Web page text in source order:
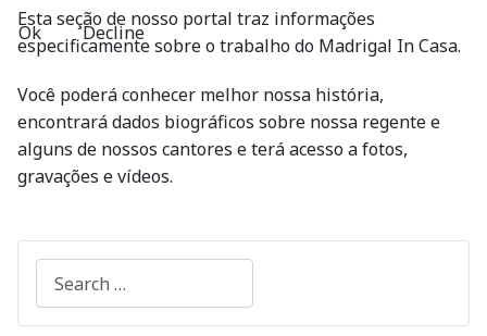
Esta seção de nosso portal traz informações
especificamente sobre o trabalho do Madrigal In Casa.
Você poderá conhecer melhor nossa história,
encontrará dados biográficos sobre nossa regente e
alguns de nossos cantores e terá acesso a fotos,
gravações e vídeos.
Ok Decline